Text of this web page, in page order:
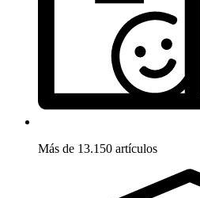
Más de 13.150 artículos